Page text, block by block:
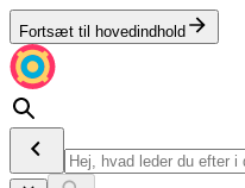
Fortsæt til hovedindhold